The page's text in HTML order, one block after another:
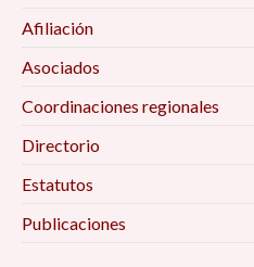
Afiliación
Asociados
Coordinaciones regionales
Directorio
Estatutos
Publicaciones